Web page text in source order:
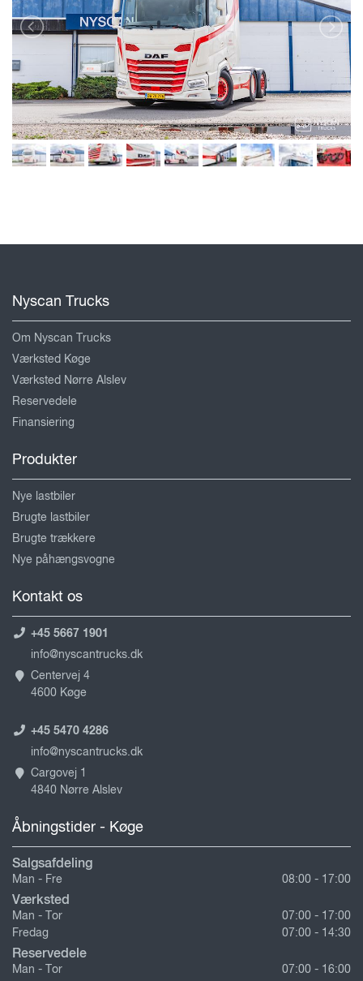
Nyscan Trucks
Om Nyscan Trucks
Værksted Køge
Værksted Nørre Alslev
Reservedele
Finansiering
Produkter
Nye lastbiler
Brugte lastbiler
Brugte trækkere
Nye påhængsvogne
Kontakt os
+45 5667 1901
info@nyscantrucks.dk
Centervej 4
4600 Køge
+45 5470 4286
info@nyscantrucks.dk
Cargovej 1
4840 Nørre Alslev
Åbningstider - Køge
Salgsafdeling
Man - Fre 08:00 - 17:00
Værksted
Man - Tor
07:00 - 17:00
Fredag
07:00 - 14:30
Reservedele
Man - Tor
07:00 - 16:00